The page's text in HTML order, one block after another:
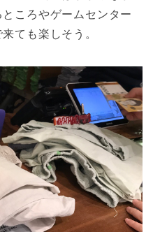
ころやゲームセンター
ても楽しそう。